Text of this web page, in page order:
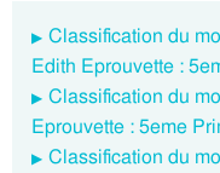
Classification du
Edith Eprouvette :
Classification du
Eprouvette : 5eme
Classification du